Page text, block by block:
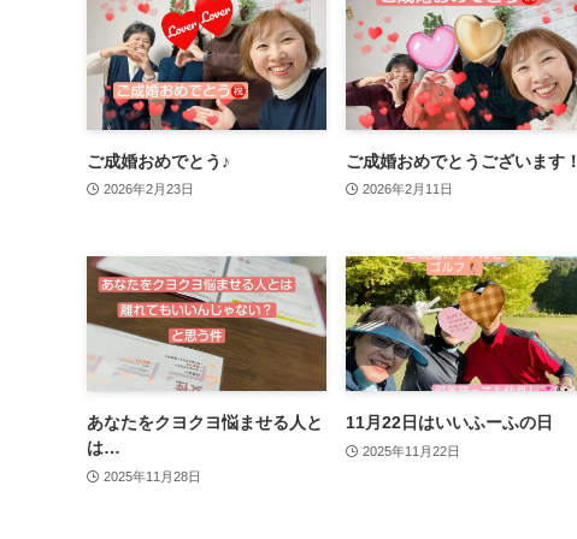
ご成婚おめでとう♪
2026年2月23日
ご成婚おめでとうございます！
2026年2月11日
あなたをクヨクヨ悩ませる人と
は…
2025年11月28日
11月22日はいいふーふの日
2025年11月22日